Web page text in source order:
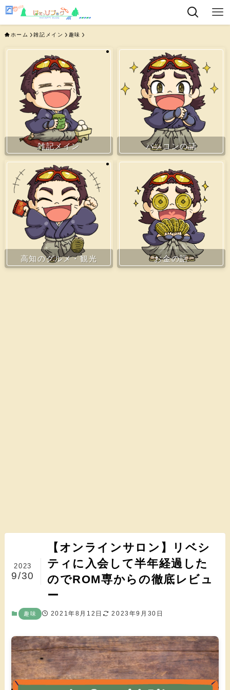
ホーム 雑記メイン 趣味
雑記メイン パソコンの話
高知のグルメ・観光 お金の話
【オンラインサロン】リベシ
ティに入会して半年経過した
のでROM専からの徹底レビュ
ー
2023
9/30
趣味 2021年8月12日 2023年9月30日